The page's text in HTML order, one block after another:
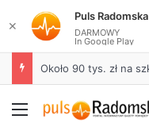
Menu
✕
Puls Radomska
DARMOWY
In Google Play